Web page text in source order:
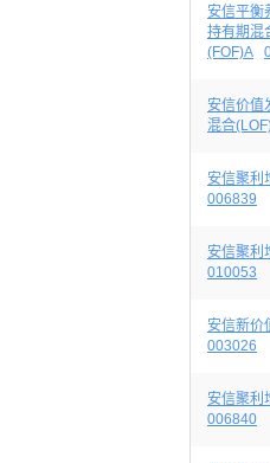
安信平衡
持有期混
(FOF)A
安信价值
混合
安信聚利
006839
安信聚利
010053
安信新价
003026
安信聚利
006840